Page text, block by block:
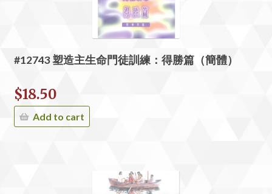
#12743 塑造主生命門徒訓練：得勝篇（簡體）
$18.50
Add to cart